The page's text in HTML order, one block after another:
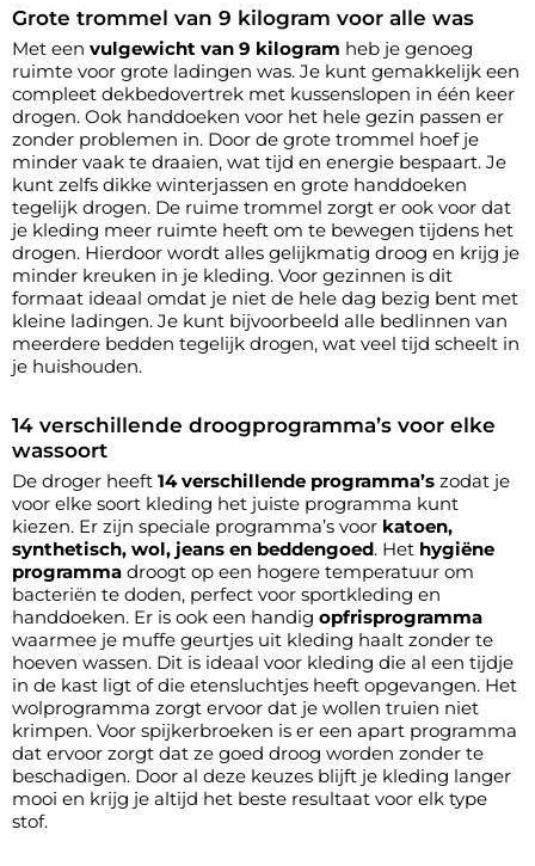
Grote trommel van 9 kilogram voor alle was
Met een vulgewicht van 9 kilogram heb je genoeg
ruimte voor grote ladingen was. Je kunt gemakkelijk een
compleet dekbedovertrek met kussenslopen in één keer
drogen. Ook handdoeken voor het hele gezin passen er
zonder problemen in. Door de grote trommel hoef je
minder vaak te draaien, wat tijd en energie bespaart. Je
kunt zelfs dikke winterjassen en grote handdoeken
tegelijk drogen. De ruime trommel zorgt er ook voor dat
je kleding meer ruimte heeft om te bewegen tijdens het
drogen. Hierdoor wordt alles gelijkmatig droog en krijg je
minder kreuken in je kleding. Voor gezinnen is dit
formaat ideaal omdat je niet de hele dag bezig bent met
kleine ladingen. Je kunt bijvoorbeeld alle bedlinnen van
meerdere bedden tegelijk drogen, wat veel tijd scheelt in
je huishouden.
14 verschillende droogprogramma’s voor elke
wassoort
De droger heeft 14 verschillende programma’s zodat je
voor elke soort kleding het juiste programma kunt
kiezen. Er zijn speciale programma’s voor katoen,
synthetisch, wol, jeans en beddengoed. Het hygiëne
programma droogt op een hogere temperatuur om
bacteriën te doden, perfect voor sportkleding en
handdoeken. Er is ook een handig opfrisprogramma
waarmee je muffe geurtjes uit kleding haalt zonder te
hoeven wassen. Dit is ideaal voor kleding die al een tijdje
in de kast ligt of die etensluchtjes heeft opgevangen. Het
wolprogramma zorgt ervoor dat je wollen truien niet
krimpen. Voor spijkerbroeken is er een apart programma
dat ervoor zorgt dat ze goed droog worden zonder te
beschadigen. Door al deze keuzes blijft je kleding langer
mooi en krijg je altijd het beste resultaat voor elk type
stof.